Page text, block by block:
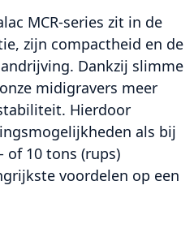
MCR-series zit in de
zijn compactheid en de
Dankzij slimme
midigravers meer
Hierdoor
als bij
of 10 tons (rups)
voordelen op een